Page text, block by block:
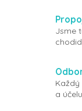
Jsme
a